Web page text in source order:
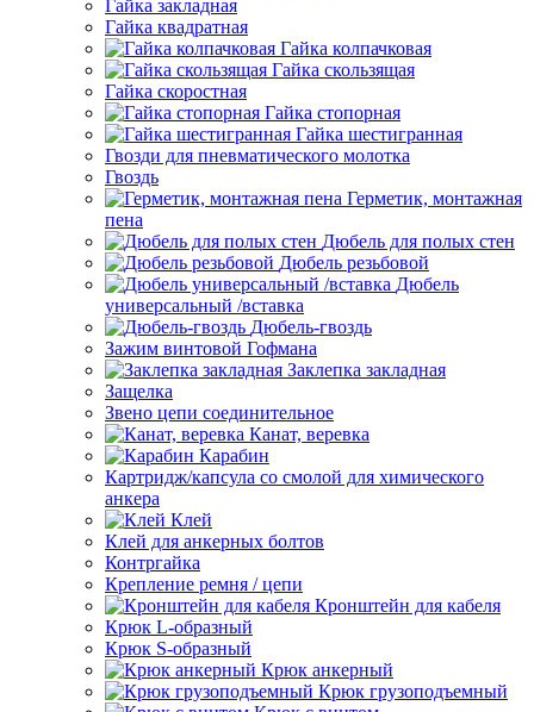
Гайка закладная
Гайка квадратная
Гайка колпачковая
Гайка скользящая
Гайка скоростная
Гайка стопорная
Гайка шестигранная
Гвозди для пневматического молотка
Гвоздь
Герметик, монтажная
пена
Дюбель для полых стен
Дюбель резьбовой
Дюбель
универсальный /вставка
Дюбель-гвоздь
Зажим винтовой Гофмана
Заклепка закладная
Защелка
Звено цепи соединительное
Канат, веревка
Карабин
Картридж/капсула со смолой для химического
анкера
Клей
Клей для анкерных болтов
Контргайка
Крепление ремня / цепи
Кронштейн для кабеля
Крюк L-образный
Крюк S-образный
Крюк анкерный
Крюк грузоподъемный